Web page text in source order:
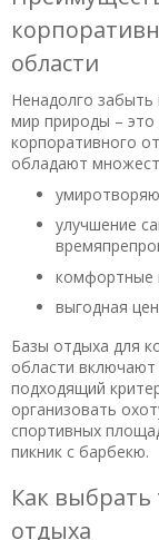
области
Ненадолго забыть
мир природы – это
корпоративного
обладают
улучшение
комфортные
выгодная
Базы отдыха для
области
подходящий
организовать
спортивных
пикник с барбекю.
Как выбрать
отдыха